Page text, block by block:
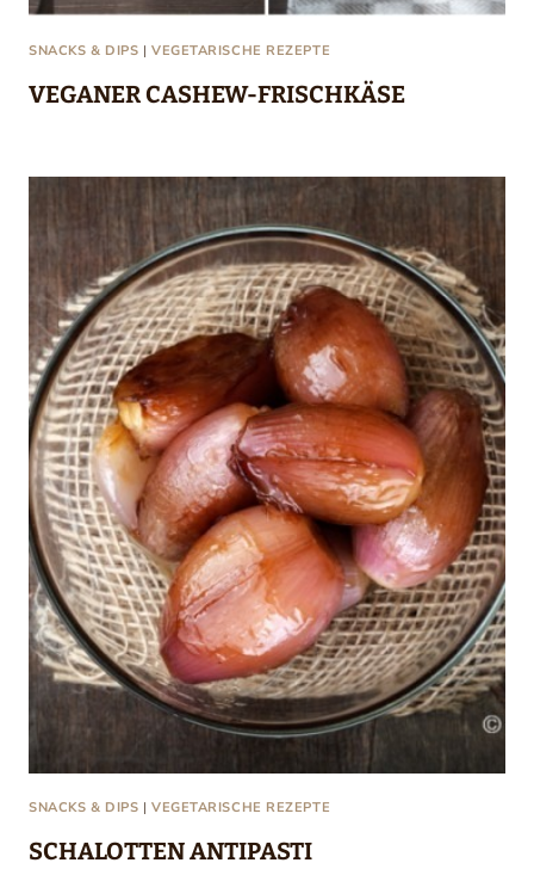
SNACKS & DIPS | VEGETARISCHE REZEPTE
VEGANER CASHEW-FRISCHKÄSE
SNACKS & DIPS | VEGETARISCHE REZEPTE
SCHALOTTEN ANTIPASTI